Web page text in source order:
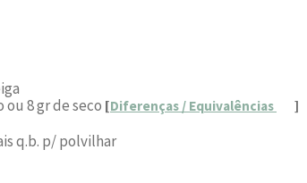
ou 8 gr de seco [Diferenças / Equivalências ]
q.b. p/ polvilhar